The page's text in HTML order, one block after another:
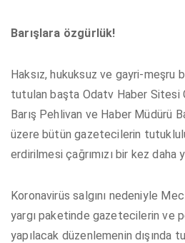
Barışlara özgürlük!
Haksız, hukuksuz ve gayri-meşru
tutulan başta Odatv Haber Sitesi
Barış Pehlivan ve Haber Müdürü
üzere bütün gazetecilerin
erdirilmesi çağrımızı bir kez daha
Koronavirüs salgını nedeniyle
yargı paketinde gazetecilerin ve
yapılacak düzenlemenin dışında